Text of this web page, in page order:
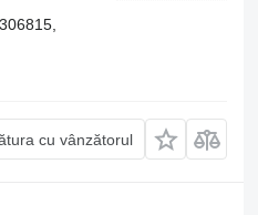
cu vânzătorul